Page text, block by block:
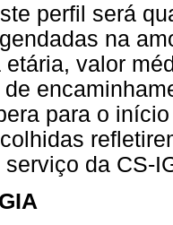
perfil será
na
etária, valor
para o
da CS-